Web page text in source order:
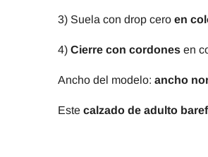
3) Suela con drop cero en
4) Cierre con cordones en
Ancho del modelo: ancho
Este calzado de adulto